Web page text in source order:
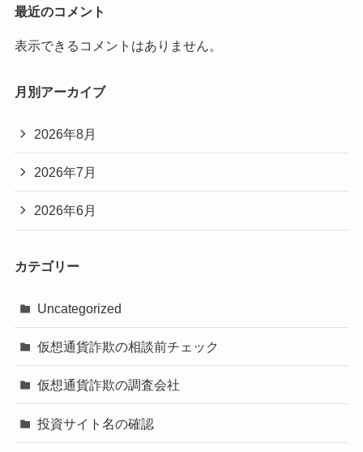
最近のコメント
表示できるコメントはありません。
月別アーカイブ
2026年8月
2026年7月
2026年6月
カテゴリー
Uncategorized
仮想通貨詐欺の相談前チェック
仮想通貨詐欺の調査会社
投資サイト名の確認